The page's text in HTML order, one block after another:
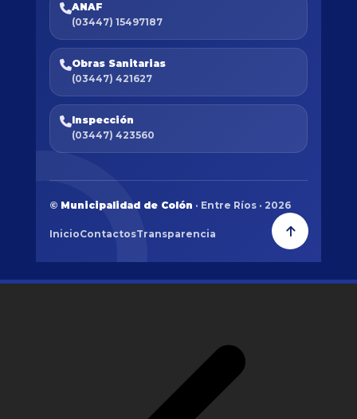
ANAF
(03447) 15497187
Obras Sanitarias
(03447) 421627
Inspección
(03447) 423560
© Municipalidad de Colón · Entre Ríos · 2026
InicioContactosTransparencia